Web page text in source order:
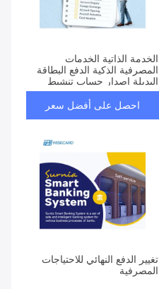
الخدمة الذاتية الخدمات
المصرفية الذكية الدفع البطاقة
البديلة إصدار حساب تنشيط
للمؤسسات المالية
احصل على أفضل سعر
تغيير الدفع النهائي للاحتياجات
المصرفية